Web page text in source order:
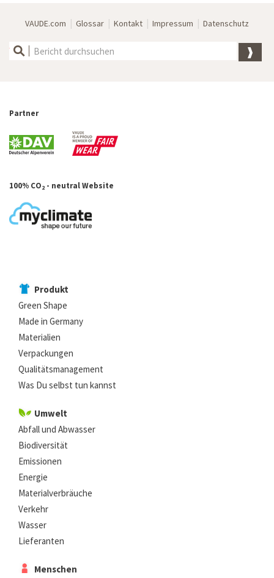
VAUDE.com | Glossar | Kontakt | Impressum | Datenschutz
Partner
100% CO2 - neutral Website
Produkt
Green Shape
Made in Germany
Materialien
Verpackungen
Qualitätsmanagement
Was Du selbst tun kannst
Umwelt
Abfall und Abwasser
Biodiversität
Emissionen
Energie
Materialverbräuche
Verkehr
Wasser
Lieferanten
Menschen